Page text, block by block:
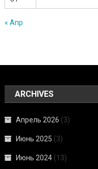
« Апр
ARCHIVES
Апрель 2026 (3)
Июнь 2025 (3)
Июнь 2024 (13)